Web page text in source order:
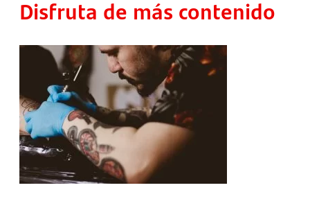
Disfruta de más contenido